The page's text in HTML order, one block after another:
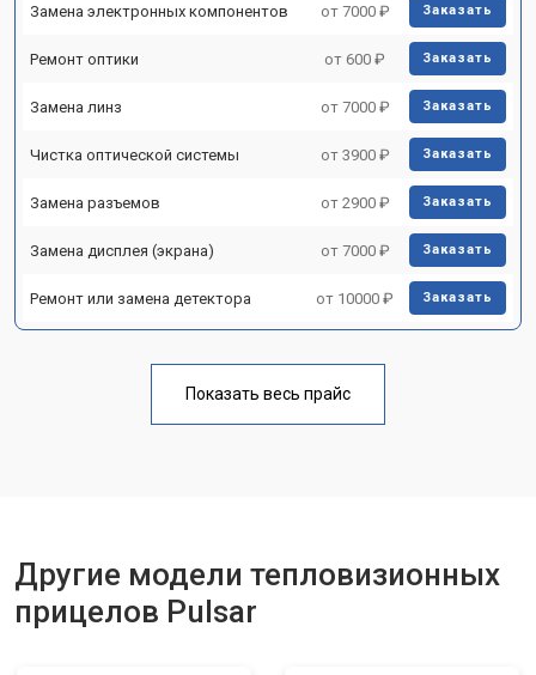
Замена электронных компонентов от 7000 ₽ Заказать
Ремонт оптики от 600 ₽ Заказать
Замена линз от 7000 ₽ Заказать
Чистка оптической системы от 3900 ₽ Заказать
Замена разъемов от 2900 ₽ Заказать
Замена дисплея (экрана) от 7000 ₽ Заказать
Ремонт или замена детектора от 10000 ₽ Заказать
Показать весь прайс
Другие модели тепловизионных
прицелов Pulsar